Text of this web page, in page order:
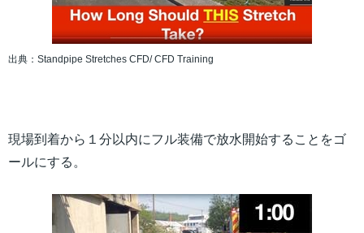
出典：Standpipe Stretches CFD/ CFD Training
現場到着から１分以内にフル装備で放水開始することをゴ
ールにする。